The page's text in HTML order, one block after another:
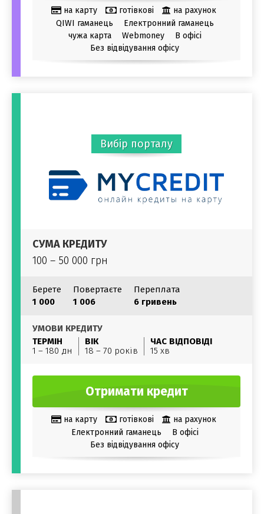
на карту готівкові
на рахунок
QIWI гаманець
Електронний гаманець
чужа карта
Webmoney
В офісі
Без відвідування офісу
Вибір порталу
СУМА КРЕДИТУ
100 – 50 000 грн
Берете
1 000
Повертаєте
1 006
Переплата
6 гривень
УМОВИ КРЕДИТУ
ТЕРМІН
1 – 180 дн
ВІК
18 – 70 років
ЧАС ВІДПОВІДІ
15 хв
Отримати кредит
на карту готівкові
на рахунок
Електронний гаманець
В офісі
Без відвідування офісу